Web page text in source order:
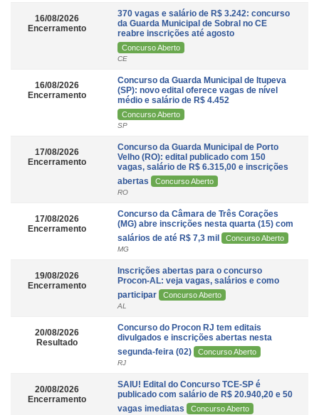
16/08/2026
Encerramento
370 vagas e salário de R$ 3.242: concurso
da Guarda Municipal de Sobral no CE
reabre inscrições até agosto
Concurso Aberto
CE
16/08/2026
Encerramento
Concurso da Guarda Municipal de Itupeva
(SP): novo edital oferece vagas de nível
médio e salário de R$ 4.452
Concurso Aberto
SP
17/08/2026
Encerramento
Concurso da Guarda Municipal de Porto
Velho (RO): edital publicado com 150
vagas, salário de R$ 6.315,00 e inscrições
abertas
Concurso Aberto
RO
17/08/2026
Encerramento
Concurso da Câmara de Três Corações
(MG) abre inscrições nesta quarta (15) com
salários de até R$ 7,3 mil
Concurso Aberto
MG
19/08/2026
Encerramento
Inscrições abertas para o concurso
Procon-AL: veja vagas, salários e como
participar
Concurso Aberto
AL
20/08/2026
Resultado
Concurso do Procon RJ tem editais
divulgados e inscrições abertas nesta
segunda-feira (02)
Concurso Aberto
RJ
20/08/2026
Encerramento
SAIU! Edital do Concurso TCE-SP é
publicado com salário de R$ 20.940,20 e 50
vagas imediatas
Concurso Aberto